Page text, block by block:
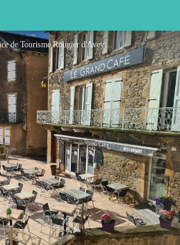
Le Grand café - Office de Tourisme Rougier d'Aveyron Sud